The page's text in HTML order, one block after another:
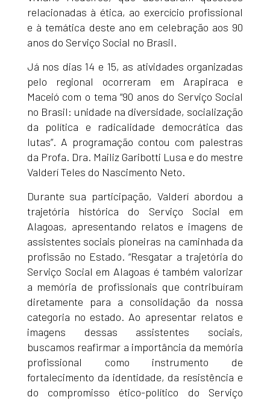
relacionadas à ética, ao exercício profissional
e à temática deste ano em celebração aos 90
anos do Serviço Social no Brasil.
Já nos dias 14 e 15, as atividades organizadas
pelo regional ocorreram em Arapiraca e
Maceió com o tema “90 anos do Serviço Social
no Brasil: unidade na diversidade, socialização
da política e radicalidade democrática das
lutas”. A programação contou com palestras
da Profa. Dra. Mailiz Garibotti Lusa e do mestre
Valderí Teles do Nascimento Neto.
Durante sua participação, Valderí abordou a
trajetória histórica do Serviço Social em
Alagoas, apresentando relatos e imagens de
assistentes sociais pioneiras na caminhada da
profissão no Estado. “Resgatar a trajetória do
Serviço Social em Alagoas é também valorizar
a memória de profissionais que contribuíram
diretamente para a consolidação da nossa
categoria no estado. Ao apresentar relatos e
imagens dessas assistentes sociais,
buscamos reafirmar a importância da memória
profissional como instrumento de
fortalecimento da identidade, da resistência e
do compromisso ético-político do Serviço